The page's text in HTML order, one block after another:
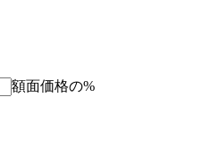
額面価格の%